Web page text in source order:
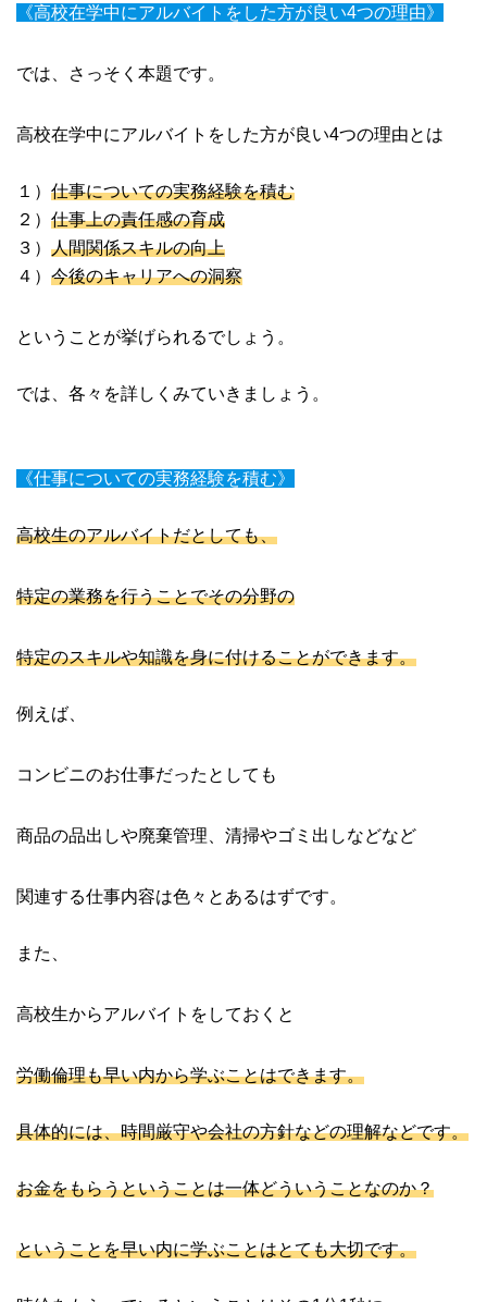
《高校在学中にアルバイトをした方が良い4つの理由》
では、さっそく本題です。
高校在学中にアルバイトをした方が良い4つの理由とは
１） 仕事についての実務経験を積む
２） 仕事上の責任感の育成
３） 人間関係スキルの向上
４） 今後のキャリアへの洞察
ということが挙げられるでしょう。
では、各々を詳しくみていきましょう。
《仕事についての実務経験を積む》
高校生のアルバイトだとしても、
特定の業務を行うことでその分野の
特定のスキルや知識を身に付けることができます。
例えば、
コンビニのお仕事だったとしても
商品の品出しや廃棄管理、清掃やゴミ出しなどなど
関連する仕事内容は色々とあるはずです。
また、
高校生からアルバイトをしておくと
労働倫理も早い内から学ぶことはできます。
具体的には、時間厳守や会社の方針などの理解などです。
お金をもらうということは一体どういうことなのか？
ということを早い内に学ぶことはとても大切です。